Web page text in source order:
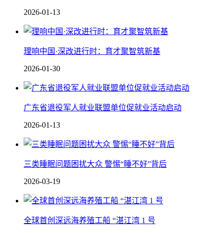
2026-01-13
理响中国·深改进行时：育才聚智筑新基
2026-01-30
广东省退役军人就业联盟单位促就业活动启动
2026-01-13
三类睡眠问题困扰大众 警惕“睡不好”背后
2026-03-19
全球首创深远海养殖工船 “湛江湾 1 号